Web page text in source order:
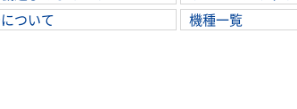
市での複合機選び